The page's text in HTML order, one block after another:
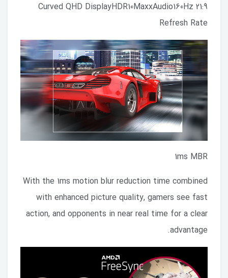
21:9 Curved QHD DisplayHDR10MaxxAudio160Hz
Refresh Rate
1ms MBR
With the 1ms motion blur reduction time combined
with enhanced picture quality, gamers see fast
action, and opponents in near real time for a clear
advantage.